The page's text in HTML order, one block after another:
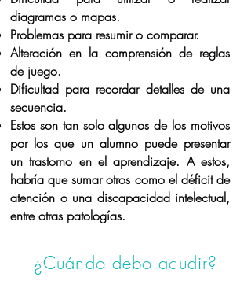
diagramas o mapas.
Problemas para resumir o comparar.
Alteración en la comprensión de reglas
de juego.
Dificultad para recordar detalles de una
secuencia.
Estos son tan solo algunos de los motivos
por los que un alumno puede presentar
un trastorno en el aprendizaje. A estos,
habría que sumar otros como el déficit de
atención o una discapacidad intelectual,
entre otras patologías.
¿Cuándo debo acudir?